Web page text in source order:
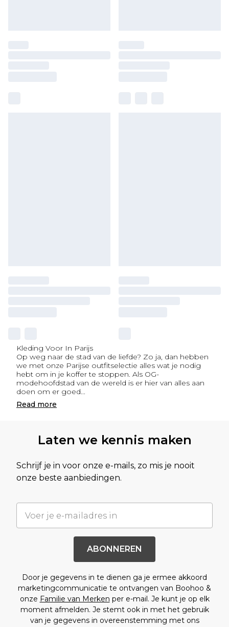
Kleding Voor In Parijs
Op weg naar de stad van de liefde? Zo ja, dan hebben
we met onze Parijse outfitselectie alles wat je nodig
hebt om in je koffer te stoppen. Als OG-
modehoofdstad van de wereld is er hier van alles aan
doen om er goed...
Read more
Laten we kennis maken
Schrijf je in voor onze e-mails, zo mis je nooit
onze beste aanbiedingen.
ABONNEREN
Door je gegevens in te dienen ga je ermee akkoord
marketingcommunicatie te ontvangen van Boohoo &
onze Familie van Merken per e-mail. Je kunt je op elk
moment afmelden. Je stemt ook in met het gebruik
van je gegevens in overeenstemming met ons